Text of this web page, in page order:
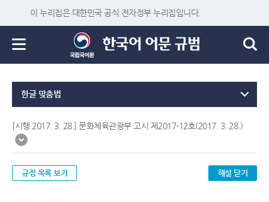
이 누리집은 대한민국 공식 전자정부 누리집입니다.
한글 맞춤법
[시행 2017. 3. 28.] 문화체육관광부 고시 제2017-12호(2017. 3. 28.)
규정 목록 보기 해설 닫기